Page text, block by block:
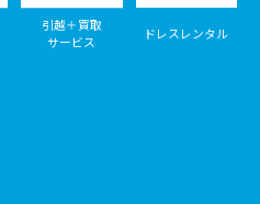
引越＋買取
サービス
ドレスレンタル